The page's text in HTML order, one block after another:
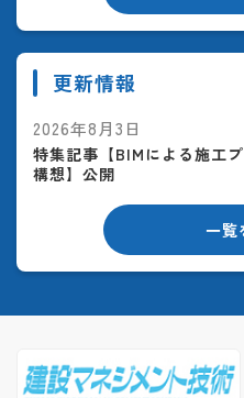
更新情報
一覧
2026年8月3日
特集記事【BIMによる施工
構想】公開